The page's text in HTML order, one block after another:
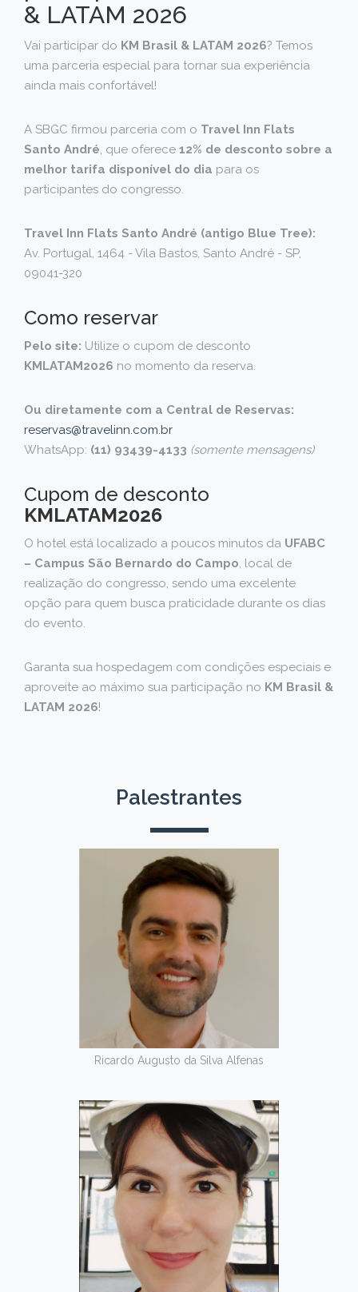
& LATAM 2026
Vai participar do KM Brasil & LATAM 2026? Temos
uma parceria especial para tornar sua experiência
ainda mais confortável!
A SBGC firmou parceria com o Travel Inn Flats
Santo André, que oferece 12% de desconto sobre a
melhor tarifa disponível do dia para os
participantes do congresso.
Travel Inn Flats Santo André (antigo Blue Tree):
Av. Portugal, 1464 - Vila Bastos, Santo André - SP,
09041-320
Como reservar
Pelo site: Utilize o cupom de desconto
KMLATAM2026 no momento da reserva.
Ou diretamente com a Central de Reservas:
reservas@travelinn.com.br
WhatsApp: (11) 93439-4133 (somente mensagens)
Cupom de desconto
KMLATAM2026
O hotel está localizado a poucos minutos da UFABC
– Campus São Bernardo do Campo, local de
realização do congresso, sendo uma excelente
opção para quem busca praticidade durante os dias
do evento.
Garanta sua hospedagem com condições especiais e
aproveite ao máximo sua participação no KM Brasil &
LATAM 2026!
Palestrantes
Ricardo Augusto da Silva Alfenas